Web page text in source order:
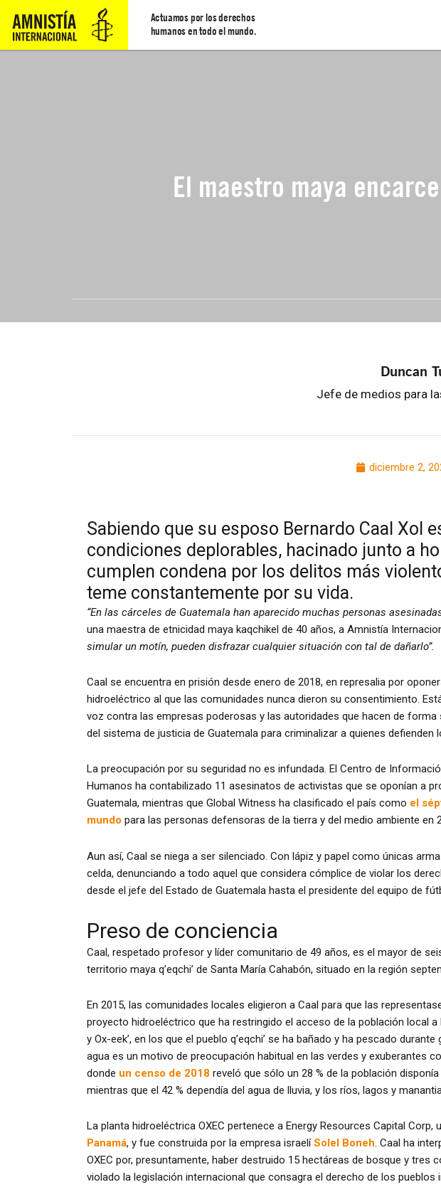
Actuamos por los derechos
humanos en todo el mundo.
El maestro maya
Duncan
Jefe de medios para
diciembre 2,
Sabiendo que su esposo Bernardo Caal Xol
condiciones deplorables, hacinado junto a
cumplen condena por los delitos más
teme constantemente por su vida.
“En las cárceles de Guatemala han aparecido muchas personas
una maestra de etnicidad maya kaqchikel de 40 años, a Amnistía
simular un motín, pueden disfrazar cualquier situación con tal de dañarlo”.
Caal se encuentra en prisión desde enero de 2018, en represalia por
hidroeléctrico al que las comunidades nunca dieron su consentimiento.
voz contra las empresas poderosas y las autoridades que hacen de
del sistema de justicia de Guatemala para criminalizar a quienes defienden
La preocupación por su seguridad no es infundada. El Centro de
Humanos ha contabilizado 11 asesinatos de activistas que se oponían a
Guatemala, mientras que Global Witness ha clasificado el país como el
mundo para las personas defensoras de la tierra y del medio ambiente en
Aun así, Caal se niega a ser silenciado. Con lápiz y papel como únicas
celda, denunciando a todo aquel que considera cómplice de violar los
desde el jefe del Estado de Guatemala hasta el presidente del equipo de
Preso de conciencia
Caal, respetado profesor y líder comunitario de 49 años, es el mayor de
territorio maya q’eqchi’ de Santa María Cahabón, situado en la región
En 2015, las comunidades locales eligieron a Caal para que las
proyecto hidroeléctrico que ha restringido el acceso de la población local
y Ox-eek’, en los que el pueblo q’eqchi’ se ha bañado y ha pescado
agua es un motivo de preocupación habitual en las verdes y exuberantes
donde un censo de 2018 reveló que sólo un 28 % de la población
mientras que el 42 % dependía del agua de lluvia, y los ríos, lagos y
La planta hidroeléctrica OXEC pertenece a Energy Resources Capital Corp,
Panamá, y fue construida por la empresa israelíSolel Boneh. Caal ha
OXEC por, presuntamente, haber destruido 15 hectáreas de bosque y tres
violado la legislación internacional que consagra el derecho de los pueblos